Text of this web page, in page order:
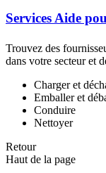
Services Aide
Trouvez des
dans votre secteur et
Charger et
Emballer et
Conduire
Nettoyer
Retour
Haut de la page